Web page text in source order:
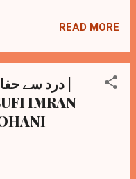
READ MORE
IMRAN